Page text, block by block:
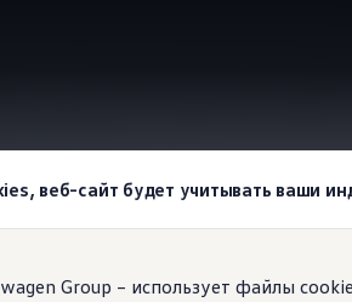
веб-сайт будет учитывать ваши
Group – использует файлы
помощи водителю